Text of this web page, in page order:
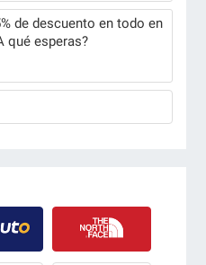
de descuento en todo en
qué esperas?